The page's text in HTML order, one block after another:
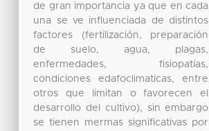
de gran importancia ya que en cada
una se ve influenciada de distintos
factores (fertilización, preparación
de suelo, agua, plagas,
enfermedades, fisiopatías,
condiciones edafoclimaticas, entre
otros que limitan o favorecen el
desarrollo del cultivo), sin embargo
se tienen mermas significativas por